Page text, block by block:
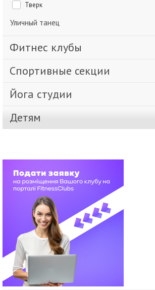
Тверк
Уличный танец
Фитнес клубы
Спортивные секции
Йога студии
Детям